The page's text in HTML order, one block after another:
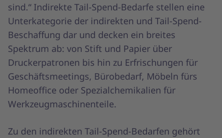
sind.“ Indirekte Tail-Spend-Bedarfe stellen eine
Unterkategorie der indirekten und Tail-Spend-
Beschaffung dar und decken ein breites
Spektrum ab: von Stift und Papier über
Druckerpatronen bis hin zu Erfrischungen für
Geschäftsmeetings, Bürobedarf, Möbeln fürs
Homeoffice oder Spezialchemikalien für
Werkzeugmaschinenteile.
Zu den indirekten Tail-Spend-Bedarfen gehört